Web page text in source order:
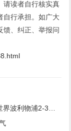
请读者自行核实真
自行承担。如广大
馈、纠正、举报问
物浦2-3布莱顿